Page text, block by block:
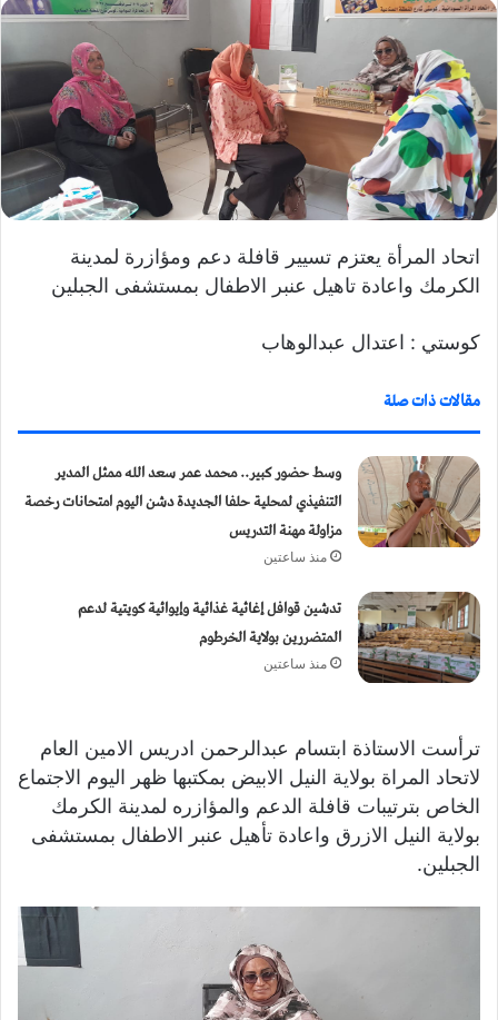
ر
د
ا
ت
و
ن
ا
اتحاد المرأة يعتزم تسيير قافلة دعم ومؤازرة لمدينة
الكرمك واعادة تاهيل عنبر الاطفال بمستشفى الجبلين
كوستي : اعتدال عبدالوهاب
مقالات ذات صلة
وسط حضور كبير.. محمد عمر سعد الله ممثل المدير
التنفيذي لمحلية حلفا الجديدة دشن اليوم امتحانات رخصة
مزاولة مهنة التدريس
منذ ساعتين
تدشين قوافل إغاثية غذائية وإيوائية كويتية لدعم
المتضررين بولاية الخرطوم
منذ ساعتين
ترأست الاستاذة ابتسام عبدالرحمن ادريس الامين العام
لاتحاد المراة بولاية النيل الابيض بمكتبها ظهر اليوم الاجتماع
الخاص بترتيبات قافلة الدعم والمؤازره لمدينة الكرمك
بولاية النيل الازرق واعادة تأهيل عنبر الاطفال بمستشفى
الجبلين.